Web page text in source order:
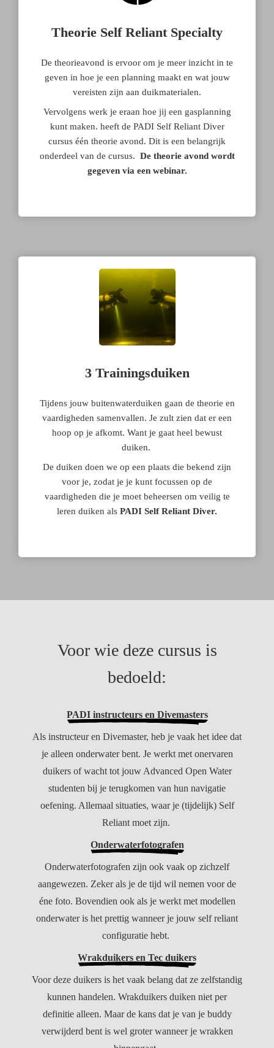
Theorie Self Reliant Specialty
De theorieavond is ervoor om je meer inzicht in te
geven in hoe je een planning maakt en wat jouw
vereisten zijn aan duikmaterialen.
Vervolgens werk je eraan hoe jij een gasplanning
kunt maken. heeft de PADI Self Reliant Diver
cursus één theorie avond. Dit is een belangrijk
onderdeel van de cursus. De theorie avond wordt
gegeven via een webinar.
3 Trainingsduiken
Tijdens jouw buitenwaterduiken gaan de theorie en
vaardigheden samenvallen. Je zult zien dat er een
hoop op je afkomt. Want je gaat heel bewust
duiken.
De duiken doen we op een plaats die bekend zijn
voor je, zodat je je kunt focussen op de
vaardigheden die je moet beheersen om veilig te
leren duiken als PADI Self Reliant Diver.
Voor wie deze cursus is
bedoeld:
PADI instructeurs en Divemasters
Als instructeur en Divemaster, heb je vaak het idee dat
je alleen onderwater bent. Je werkt met onervaren
duikers of wacht tot jouw Advanced Open Water
studenten bij je terugkomen van hun navigatie
oefening. Allemaal situaties, waar je (tijdelijk) Self
Reliant moet zijn.
Onderwaterfotografen
Onderwaterfotografen zijn ook vaak op zichzelf
aangewezen. Zeker als je de tijd wil nemen voor de
éne foto. Bovendien ook als je werkt met modellen
onderwater is het prettig wanneer je jouw self reliant
configuratie hebt.
Wrakduikers en Tec duikers
Voor deze duikers is het vaak belang dat ze zelfstandig
kunnen handelen. Wrakduikers duiken niet per
definitie alleen. Maar de kans dat je van je buddy
verwijderd bent is wel groter wanneer je wrakken